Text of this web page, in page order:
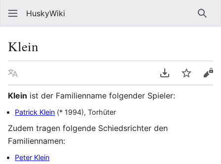
HuskyWiki
Klein
Sprache PDF
Klein ist der Familienname folgender Spieler:
Patrick Klein (* 1994), Torhüter
Zudem tragen folgende Schiedsrichter den
Familiennamen:
Peter Klein